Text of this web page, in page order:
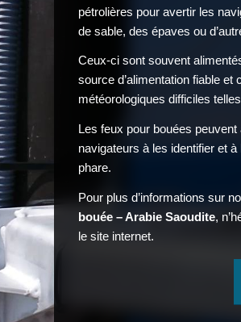
pétrolières pour avertir les
de sable, des épaves ou
Ceux-ci sont souvent
source d’alimentation fiable
météorologiques difficiles
Les feux pour bouées
navigateurs à les identifier et
phare.
Pour plus d’informations sur
bouée – Arabie Saoudite,
le site internet.